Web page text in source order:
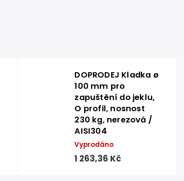
DOPRODEJ Kladka ø
100 mm pro
zapuštění do jeklu,
O profil, nosnost
230 kg, nerezová /
AISI304
Vyprodáno
1 263,36 Kč